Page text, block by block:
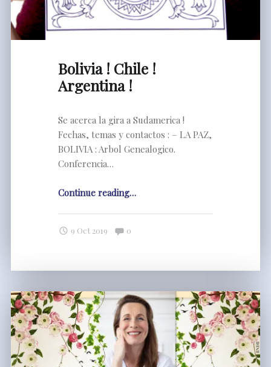
Bolivia ! Chile !
Argentina !
Se acerca la gira a Sudamerica !
Fechas, temas y contactos : – LA PAZ,
BOLIVIA : Arbol Genealogico.
Conferencia…
Continue reading"Bolivia
!
…
9 Oct 2019 Comments:
0